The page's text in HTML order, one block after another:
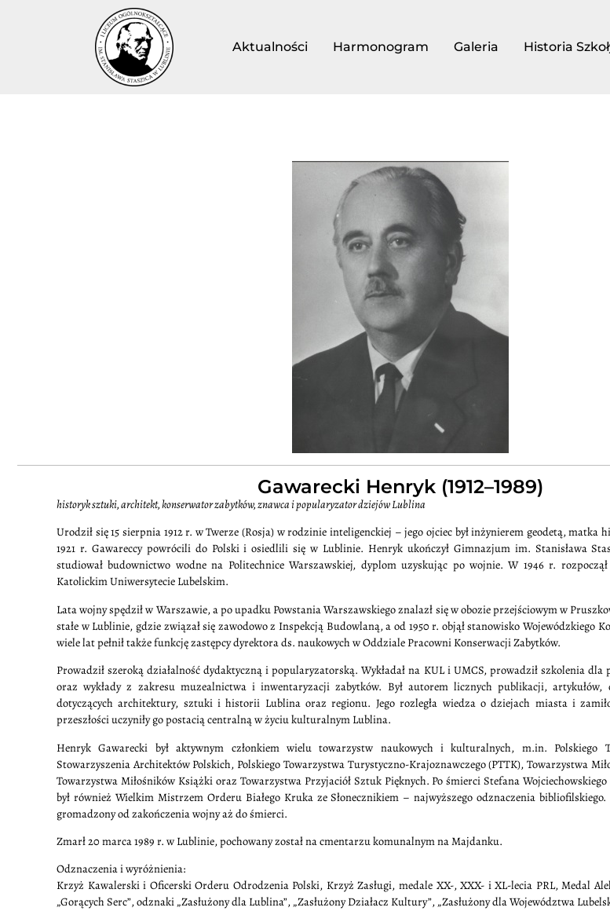
Aktualności Harmonogram Galeria Historia
Gawarecki Henryk (1912–1989)
historyk sztuki, architekt, konserwator zabytków, znawca i popularyzator dziejów Lublina
Urodził się 15 sierpnia 1912 r. w Twerze (Rosja) w rodzinie inteligenckiej – jego ojciec był inżynierem geodetą,
1921 r. Gawareccy powrócili do Polski i osiedlili się w Lublinie. Henryk ukończył Gimnazjum im. Stanisława
studiował budownictwo wodne na Politechnice Warszawskiej, dyplom uzyskując po wojnie. W 1946 r.
Katolickim Uniwersytecie Lubelskim.
Lata wojny spędził w Warszawie, a po upadku Powstania Warszawskiego znalazł się w obozie przejściowym w
stałe w Lublinie, gdzie związał się zawodowo z Inspekcją Budowlaną, a od 1950 r. objął stanowisko Wojewódzkiego
wiele lat pełnił także funkcję zastępcy dyrektora ds. naukowych w Oddziale Pracowni Konserwacji Zabytków.
Prowadził szeroką działalność dydaktyczną i popularyzatorską. Wykładał na KUL i UMCS, prowadził szkolenia
oraz wykłady z zakresu muzealnictwa i inwentaryzacji zabytków. Był autorem licznych publikacji,
dotyczących architektury, sztuki i historii Lublina oraz regionu. Jego rozległa wiedza o dziejach miasta i
przeszłości uczyniły go postacią centralną w życiu kulturalnym Lublina.
Henryk Gawarecki był aktywnym członkiem wielu towarzystw naukowych i kulturalnych, m.in. Polskiego
Stowarzyszenia Architektów Polskich, Polskiego Towarzystwa Turystyczno-Krajoznawczego (PTTK), Towarzystwa
Towarzystwa Miłośników Książki oraz Towarzystwa Przyjaciół Sztuk Pięknych. Po śmierci Stefana
był również Wielkim Mistrzem Orderu Białego Kruka ze Słonecznikiem – najwyższego odznaczenia bibliofilskiego.
gromadzony od zakończenia wojny aż do śmierci.
Zmarł 20 marca 1989 r. w Lublinie, pochowany został na cmentarzu komunalnym na Majdanku.
Odznaczenia i wyróżnienia:
Krzyż Kawalerski i Oficerski Orderu Odrodzenia Polski, Krzyż Zasługi, medale XX-, XXX- i XL-lecia PRL, Medal
„Gorących Serc”, odznaki „Zasłużony dla Lublina”, „Zasłużony Działacz Kultury”, „Zasłużony dla Województwa